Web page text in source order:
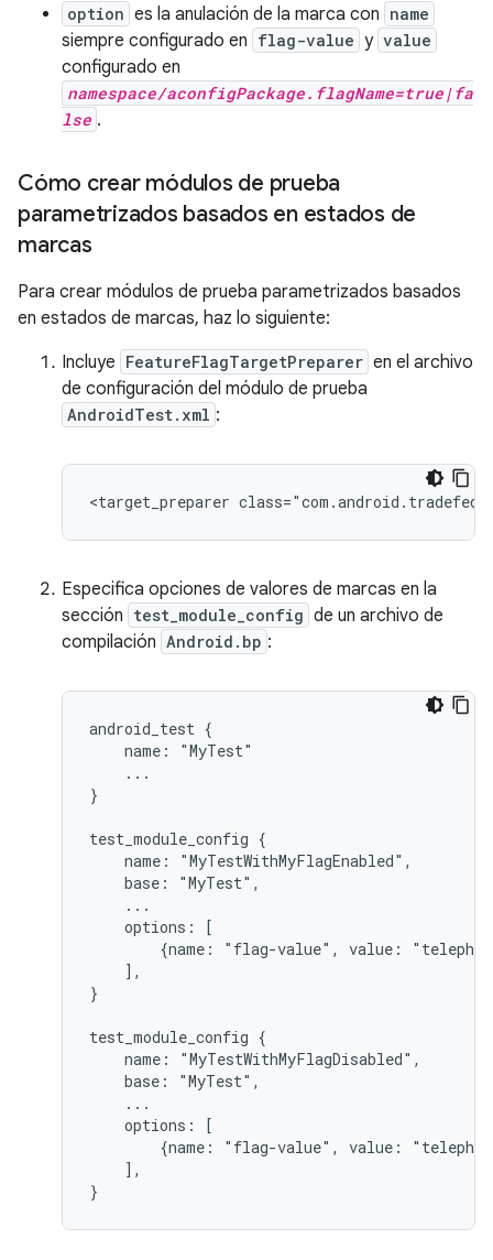
option es la anulación de la marca con name
siempre configurado en flag-value y value
configurado en
namespace/aconfigPackage.flagName=true|fa
lse .
Cómo crear módulos de prueba
parametrizados basados en estados de
marcas
Para crear módulos de prueba parametrizados basados
en estados de marcas, haz lo siguiente:
Incluye FeatureFlagTargetPreparer en el archivo
de configuración del módulo de prueba
AndroidTest.xml :
Especifica opciones de valores de marcas en la
sección test_module_config de un archivo de
compilación Android.bp :
android_test {
    name: "MyTest"
    ...
}
test_module_config {
    name: "MyTestWithMyFlagEnabled",
    base: "MyTest",
    ...
    options: [
{name: "flag-value", value:
    ],
}
test_module_config {
    name: "MyTestWithMyFlagDisabled",
    base: "MyTest",
    ...
    options: [
{name: "flag-value", value:
    ],